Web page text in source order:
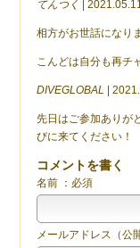
てんつく |
相方がお世話になり
こんどは自分も再チ
DIVEGLOBAL |
先日はご参加ありが
びに来てください！
コメントを書く
名前 ：必須
メールアドレス（公